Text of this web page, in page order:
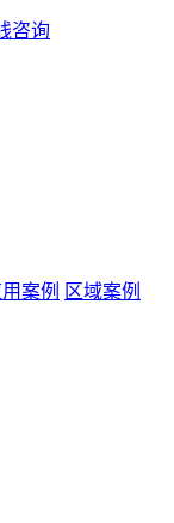
咨询
案例 区域案例